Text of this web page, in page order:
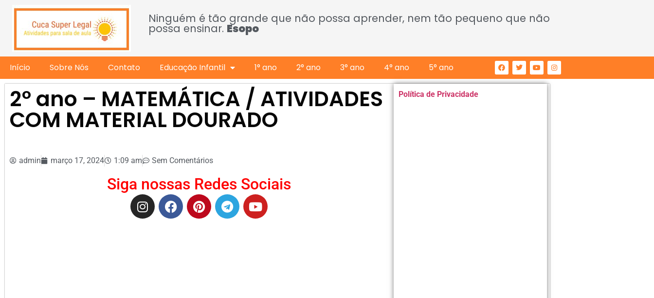
Ninguém é tão grande que não possa aprender, nem tão pequeno que não
possa ensinar. Esopo
Início Sobre Nós Contato Educação Infantil 1° ano 2° ano 3° ano 4° ano 5° ano
2º ano – MATEMÁTICA / ATIVIDADES
COM MATERIAL DOURADO
admin março 17, 2024 1:09 am Sem Comentários
Siga nossas Redes Sociais
Política de Privacidade